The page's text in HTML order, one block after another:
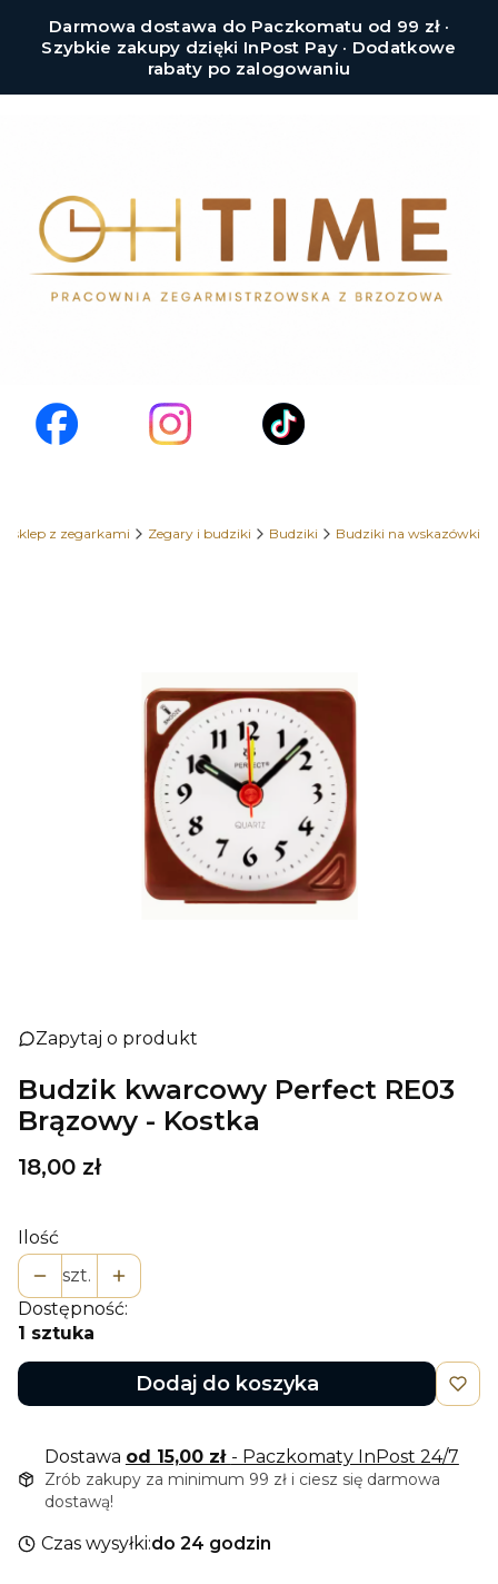
Darmowa dostawa do Paczkomatu od 99 zł ·
Szybkie zakupy dzięki InPost Pay · Dodatkowe
rabaty po zalogowaniu
sklep z zegarkami Zegary i budziki Budziki Budziki na wskazówki
Zapytaj o produkt
Budzik kwarcowy Perfect RE03
Brązowy - Kostka
Cena
18,00 zł
Ilość
szt.
Dostępność:
1 sztuka
Dodaj do koszyka
Dostawa od 15,00 zł - Paczkomaty InPost 24/7
Zrób zakupy za minimum 99 zł i ciesz się darmowa
dostawą!
Czas wysyłki:do 24 godzin